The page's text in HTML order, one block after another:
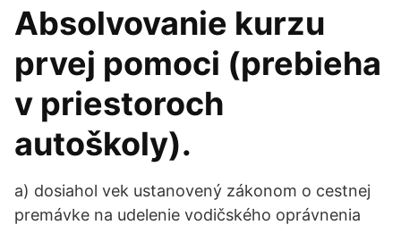
Absolvovanie kurzu
prvej pomoci (prebieha
v priestoroch
autoškoly).
a) dosiahol vek ustanovený zákonom o cestnej
premávke na udelenie vodičského oprávnenia